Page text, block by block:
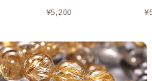
¥5,200 ¥